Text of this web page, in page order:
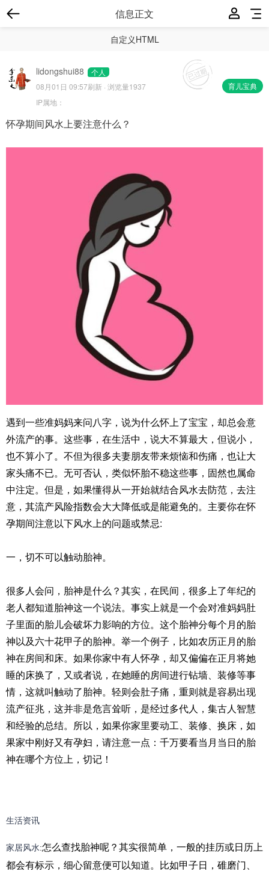
信息正文
自定义HTML
lidongshui88
个人
育儿宝典
08月01日 09:57刷新 · 浏览量1937
IP属地：
怀孕期间风水上要注意什么？
遇到一些准妈妈来问八字，说为什么怀上了宝宝，却总会意
外流产的事。这些事，在生活中，说大不算最大，但说小，
也不算小了。不但为很多夫妻朋友带来烦恼和伤痛，也让大
家头痛不已。无可否认，类似怀胎不稳这些事，固然也属命
中注定。但是，如果懂得从一开始就结合风水去防范，去注
意，其流产风险指数会大大降低或是能避免的。主要你在怀
孕期间注意以下风水上的问题或禁忌:
一，切不可以触动胎神。
很多人会问，胎神是什么？其实，在民间，很多上了年纪的
老人都知道胎神这一个说法。事实上就是一个会对准妈妈肚
子里面的胎儿会破坏力影响的方位。这个胎神分每个月的胎
神以及六十花甲子的胎神。举一个例子，比如农历正月的胎
神在房间和床。如果你家中有人怀孕，却又偏偏在正月将她
睡的床换了，又或者说，在她睡的房间进行钻墙、装修等事
情，这就叫触动了胎神。轻则会肚子痛，重则就是容易出现
流产征兆，这并非是危言耸听，是经过多代人，集古人智慧
和经验的总结。所以，如果你家里要动工、装修、换床，如
果家中刚好又有孕妇，请注意一点：千万要看当月当日的胎
神在哪个方位上，切记！
生活资讯
家居风水:怎么查找胎神呢？其实很简单，一般的挂历或日历上
都会有标示，细心留意便可以知道。比如甲子日，碓磨门、